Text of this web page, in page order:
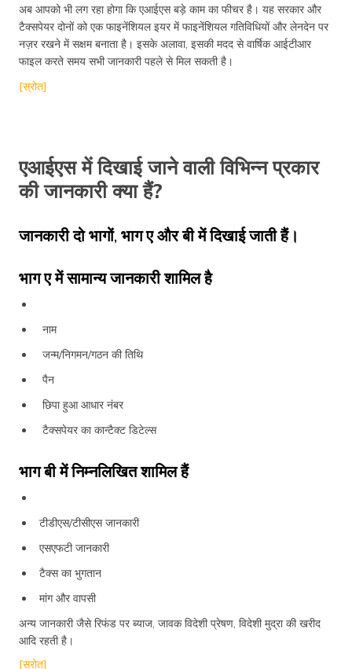
अब आपको भी लग रहा होगा कि एआईएस बड़े काम का फीचर है। यह सरकार और
टैक्सपेयर दोनों को एक फाइनेंशियल इयर में फाइनेंशियल गतिविधियों और लेनदेन पर
नज़र रखने में सक्षम बनाता है। इसके अलावा, इसकी मदद से वार्षिक आईटीआर
फाइल करते समय सभी जानकारी पहले से मिल सकती है।
[स्रोत]
एआईएस में दिखाई जाने वाली विभिन्न प्रकार
की जानकारी क्या हैं?
जानकारी दो भागों, भाग ए और बी में दिखाई जाती हैं।
भाग ए में सामान्य जानकारी शामिल है
नाम
जन्म/निगमन/गठन की तिथि
पैन
छिपा हुआ आधार नंबर
टैक्सपेयर का कान्टैक्ट डिटेल्स
भाग बी में निम्नलिखित शामिल हैं
टीडीएस/टीसीएस जानकारी
एसएफटी जानकारी
टैक्स का भुगतान
मांग और वापसी
अन्य जानकारी जैसे रिफंड पर ब्याज, जावक विदेशी प्रेषण, विदेशी मुद्रा की खरीद
आदि रहती है।
[स्रोत]